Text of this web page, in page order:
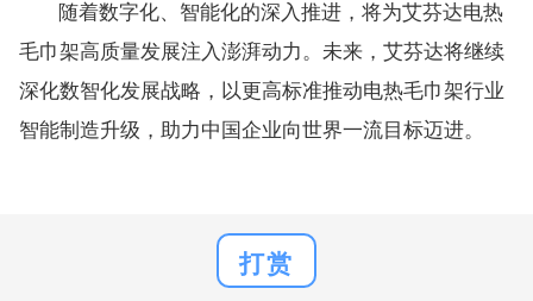
随着数字化、智能化的深入推进，将为艾芬达电热
毛巾架高质量发展注入澎湃动力。未来，艾芬达将继续
深化数智化发展战略，以更高标准推动电热毛巾架行业
智能制造升级，助力中国企业向世界一流目标迈进。
打赏